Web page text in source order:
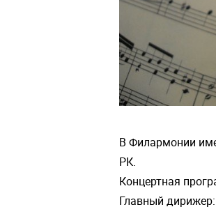
В Филармонии
РК.
Концертная
Главный